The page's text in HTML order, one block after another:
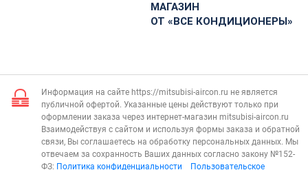
МАГАЗИН
ОТ «ВСЕ КОНДИЦИОНЕРЫ»
Информация на сайте https://mitsubisi-aircon.ru не является
публичной офертой. Указанные цены действуют только при
оформлении заказа через интернет-магазин mitsubisi-aircon.ru
Взаимодействуя с сайтом и используя формы заказа и обратной
связи, Вы соглашаетесь на обработку персональных данных. Мы
отвечаем за сохранность Ваших данных согласно закону №152-
ФЗ: Политика конфиденциальности Пользовательское